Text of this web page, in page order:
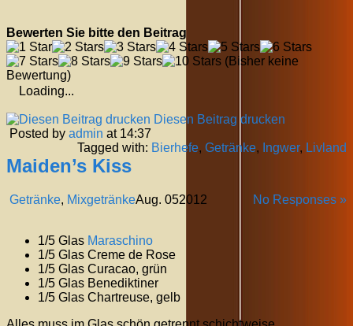
Bewerten Sie bitte den Beitrag
(Bisher keine
Bewertung)
Loading...
Diesen Beitrag drucken
Posted by admin at 14:37
Tagged with: Bierhefe, Getränke, Ingwer, Livland
Maiden’s Kiss
Getränke, Mixgetränke No Responses »
Aug. 052012
1/5 Glas Maraschino
1/5 Glas Creme de Rose
1/5 Glas Curacao, grün
1/5 Glas Benediktiner
1/5 Glas Chartreuse, gelb